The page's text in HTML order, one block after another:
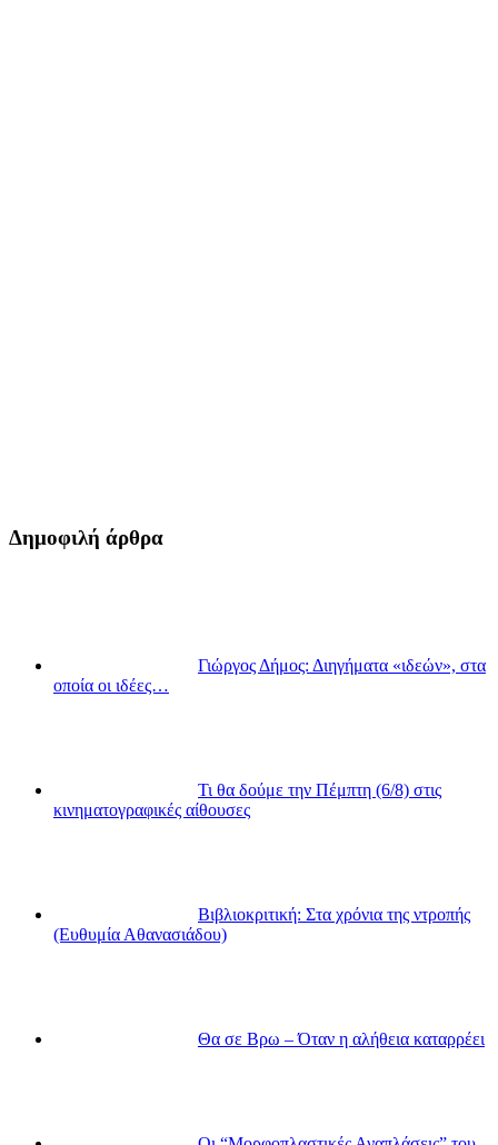
Δημοφιλή άρθρα
Γιώργος Δήμος: Διηγήματα «ιδεών», στα
οποία οι ιδέες…
Τι θα δούμε την Πέμπτη (6/8) στις
κινηματογραφικές αίθουσες
Βιβλιοκριτική: Στα χρόνια της ντροπής
(Ευθυμία Αθανασιάδου)
Θα σε Βρω – Όταν η αλήθεια καταρρέει